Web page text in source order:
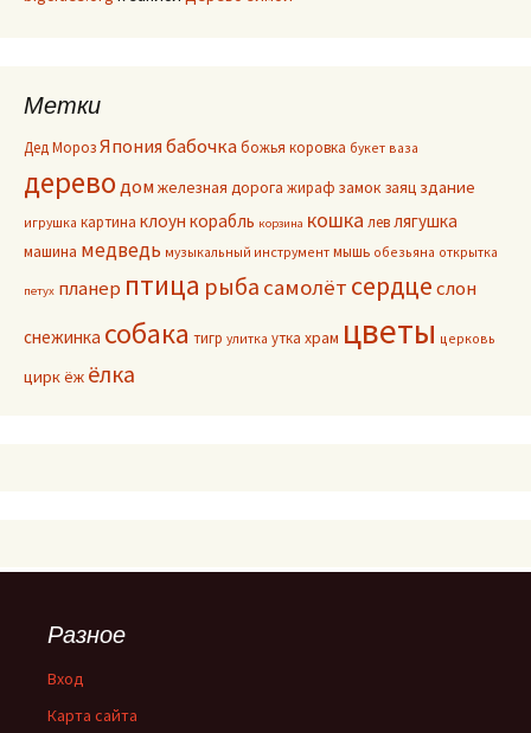
Метки
Дед МорозЯпония бабочкабожья коровка букет ваза
дереводомжелезная дорога жираф замокзаяц здание
игрушка картина клоун корабль корзина кошка левлягушка
машина медведь музыкальный инструмент мышь обезьяна открытка
петух планер птица рыба самолёт сердцеслон
снежинка собака тигр улитка утка храм цветы церковь
циркёж ёлка
Разное
Вход
Карта сайта